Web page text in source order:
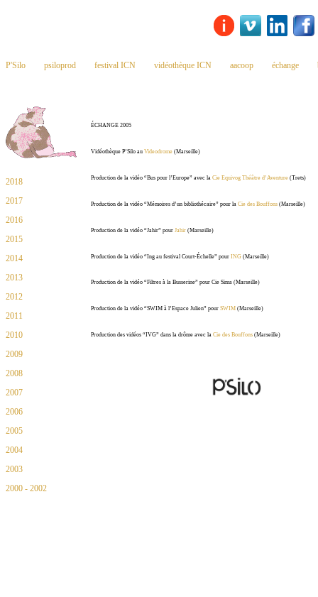
P'Silo psiloprod festival ICN vidéothèque ICN aacoop échange
2018
2017
2016
2015
2014
2013
2012
2011
2010
2009
2008
2007
2006
2005
2004
2003
2000 - 2002
ÉCHANGE 2005
Vidéothèque P’Silo au Videodrome (Marseille)
Production de la vidéo “Bus pour l’Europe” avec la Cie Equivog Théâtre d’Aventure (Trets)
Production de la vidéo “Mémoires d’un bibliothécaire” pour la Cie des Bouffons (Marseille)
Production de la vidéo “Jahir” pour Jahir (Marseille)
Production de la vidéo “Ing au festival Court-Échelle” pour ING (Marseille)
Production de la vidéo “Filtres à la Busserine” pour Cie Sima (Marseille)
Production de la vidéo “SWIM à l’Espace Julien” pour SWIM (Marseille)
Production des vidéos “IVG” dans la drôme avec la Cie des Bouffons (Marseille)